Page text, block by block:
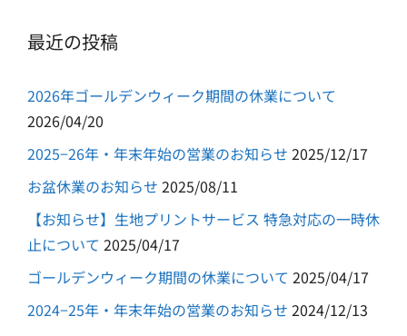
最近の投稿
2026年ゴールデンウィーク期間の休業について
2026/04/20
2025−26年・年末年始の営業のお知らせ 2025/12/17
お盆休業のお知らせ 2025/08/11
【お知らせ】生地プリントサービス 特急対応の一時休
止について 2025/04/17
ゴールデンウィーク期間の休業について 2025/04/17
2024−25年・年末年始の営業のお知らせ 2024/12/13